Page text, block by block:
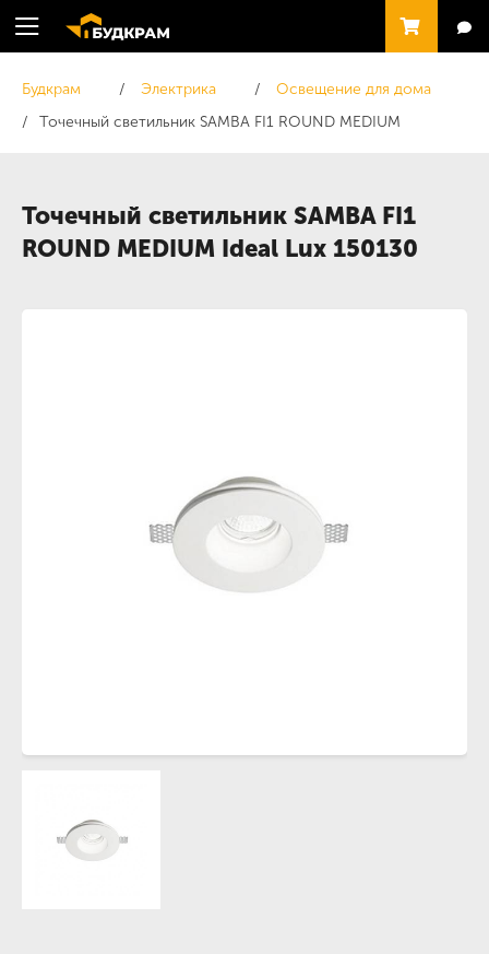
Будкрам Электрика
Освещение для дома
Точечный светильник SAMBA FI1 ROUND MEDIUM
Точечный светильник SAMBA FI1
ROUND MEDIUM Ideal Lux 150130